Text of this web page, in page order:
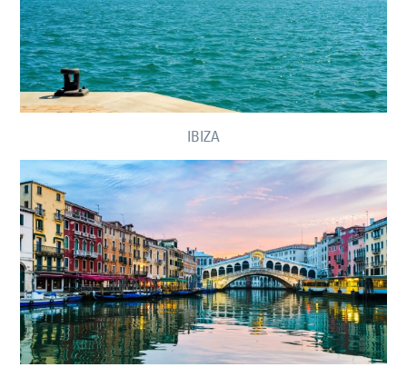
IBIZA